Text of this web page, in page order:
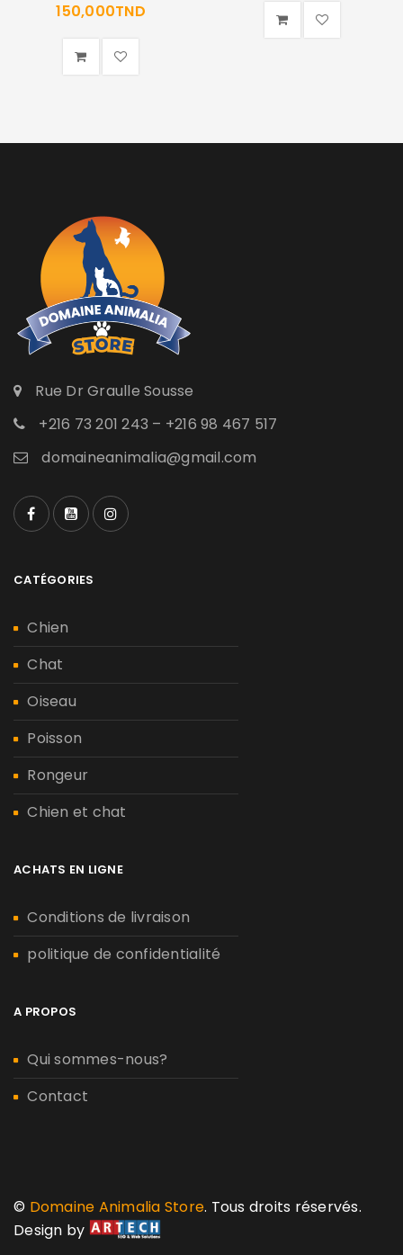
150,000TND
Rue Dr Graulle Sousse
+216 73 201 243 – +216 98 467 517
domaineanimalia@gmail.com
CATÉGORIES
Chien
Chat
Oiseau
Poisson
Rongeur
Chien et chat
ACHATS EN LIGNE
Conditions de livraison
politique de confidentialité
A PROPOS
Qui sommes-nous?
Contact
© Domaine Animalia Store. Tous droits réservés.
Design by